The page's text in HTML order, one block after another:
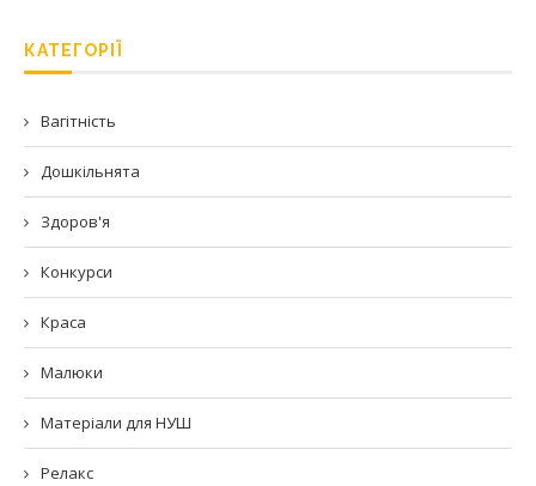
КАТЕГОРІЇ
Вагітність
Дошкільнята
Здоров'я
Конкурси
Краса
Малюки
Матеріали для НУШ
Релакс